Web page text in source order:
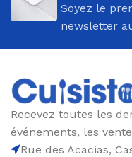
toute simplicité et
assurant le transport
directement à votre
fiables et haut de
Soyez le
newsletter
Recevez toutes les
événements, les
Rue des Acacias,